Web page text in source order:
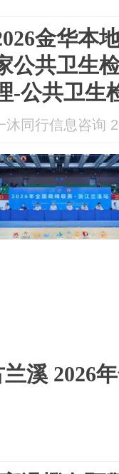
金华本
公共卫生
-公共卫生
卫生许可
沐同行信息咨询
溪 2026